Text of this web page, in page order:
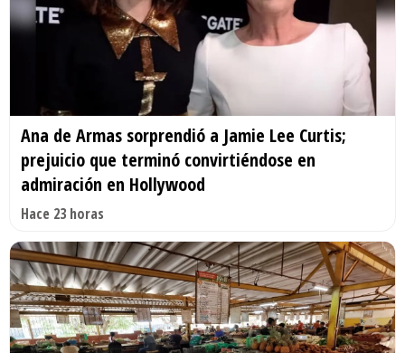
Ana de Armas sorprendió a Jamie Lee Curtis;
prejuicio que terminó convirtiéndose en
admiración en Hollywood
Hace 23 horas